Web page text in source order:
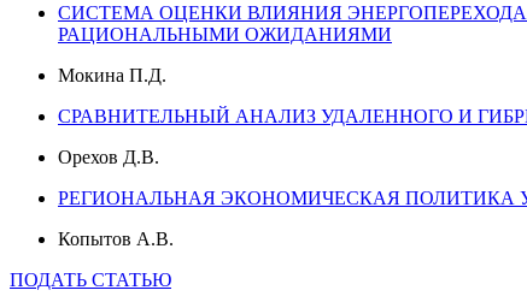
СИСТЕМА ОЦЕНКИ ВЛИЯНИЯ
РАЦИОНАЛЬНЫМИ ОЖИДАНИЯМИ
Мокина П.Д.
СРАВНИТЕЛЬНЫЙ АНАЛИЗ УДАЛЕННОГО И
Орехов Д.В.
РЕГИОНАЛЬНАЯ ЭКОНОМИЧЕСКАЯ ПОЛИТИКА
Копытов А.В.
ПОДАТЬ СТАТЬЮ